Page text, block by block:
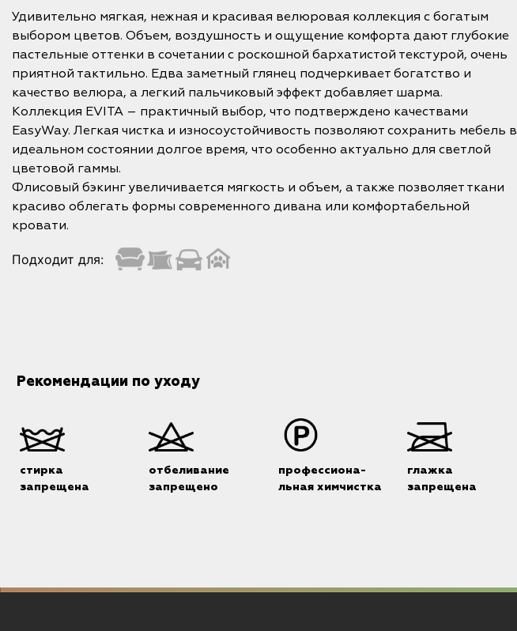
Удивительно мягкая, нежная и красивая велюровая коллекция с богатым
выбором цветов. Объем, воздушность и ощущение комфорта дают глубокие
пастельные оттенки в сочетании с роскошной бархатистой текстурой, очень
приятной тактильно. Едва заметный глянец подчеркивает богатство и
качество велюра, а легкий пальчиковый эффект добавляет шарма.
Коллекция EVITA – практичный выбор, что подтверждено качествами
EasyWay. Легкая чистка и износоустойчивость позволяют сохранить мебель в
идеальном состоянии долгое время, что особенно актуально для светлой
цветовой гаммы.
Флисовый бэкинг увеличивается мягкость и объем, а также позволяет ткани
красиво облегать формы современного дивана или комфортабельной
кровати.
Подходит для:
Рекомендации по уходу
стирка
запрещена
отбеливание
запрещено
профессиона-
льная химчистка
глажка
запрещена